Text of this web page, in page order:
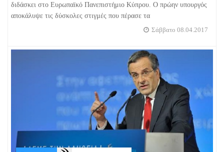
διδάσκει στο Ευρωπαϊκό Πανεπιστήμιο Κύπρου. Ο πρώην υπουργός
αποκάλυψε τις δύσκολες στιγμές που πέρασε τα
Σάββατο 08.04.2017